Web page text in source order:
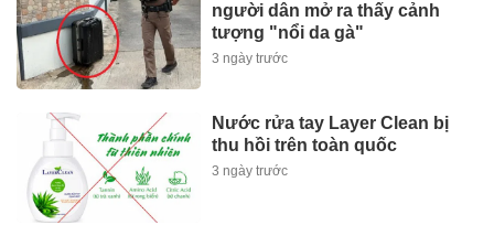
người dân mở ra thấy cảnh
tượng "nổi da gà"
3 ngày trước
Nước rửa tay Layer Clean bị
thu hồi trên toàn quốc
3 ngày trước